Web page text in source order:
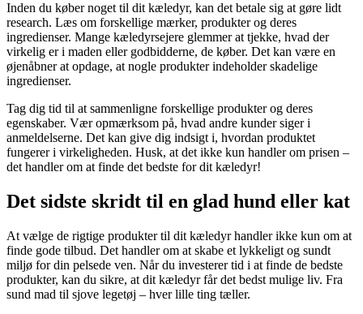
Inden du køber noget til dit kæledyr, kan det betale sig at gøre lidt
research. Læs om forskellige mærker, produkter og deres
ingredienser. Mange kæledyrsejere glemmer at tjekke, hvad der
virkelig er i maden eller godbidderne, de køber. Det kan være en
øjenåbner at opdage, at nogle produkter indeholder skadelige
ingredienser.
Tag dig tid til at sammenligne forskellige produkter og deres
egenskaber. Vær opmærksom på, hvad andre kunder siger i
anmeldelserne. Det kan give dig indsigt i, hvordan produktet
fungerer i virkeligheden. Husk, at det ikke kun handler om prisen –
det handler om at finde det bedste for dit kæledyr!
Det sidste skridt til en glad hund eller kat
At vælge de rigtige produkter til dit kæledyr handler ikke kun om at
finde gode tilbud. Det handler om at skabe et lykkeligt og sundt
miljø for din pelsede ven. Når du investerer tid i at finde de bedste
produkter, kan du sikre, at dit kæledyr får det bedst mulige liv. Fra
sund mad til sjove legetøj – hver lille ting tæller.